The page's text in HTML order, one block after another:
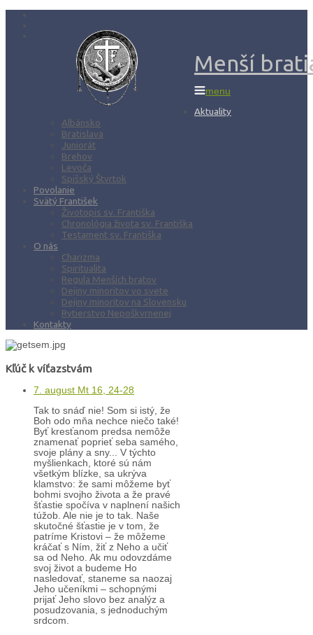
Menší
menu
Aktuality
Albánsko
Bratislava
Juniorát
Brehov
Levoča
Spišský Štvrtok
Povolanie
Svätý František
Životopis sv. Františka
Chronológia života sv. Františka
Testament sv. Františka
O nás
Charizma
Spiritualita
Regula Menších bratov
Dejiny minoritov vo svete
Dejiny minoritov na Slovensku
Rytierstvo Nepoškvrnenej
Kontakty
Kľúč k víťazstvám
7. august Mt 16, 24-28
Tak to snáď nie! Som si istý, že
Boh odo mňa nechce niečo také!
Byť kresťanom predsa nemôže
znamenať poprieť seba samého,
svoje plány a sny... V týchto
myšlienkach, ktoré sú nám
všetkým blízke, sa ukrýva
klamstvo: že sami môžeme byť
bohmi svojho života a že pravé
šťastie spočíva v naplnení našich
túžob. Ale nie je to tak. Naše
skutočné šťastie je v tom, že
patríme Kristovi – že môžeme
kráčať s Ním, žiť z Neho a učiť
sa od Neho. Ak mu odovzdáme
svoj život a budeme Ho
nasledovať, staneme sa naozaj
Jeho učeníkmi – schopnými
prijať Jeho slovo bez analýz a
posudzovania, s jednoduchým
srdcom.